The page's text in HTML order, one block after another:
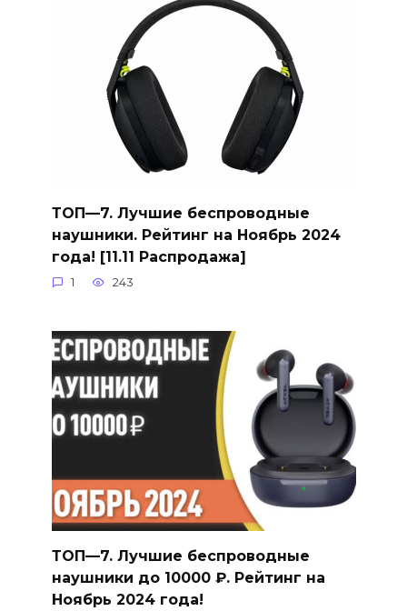
ТОП—7. Лучшие беспроводные
наушники. Рейтинг на Ноябрь 2024
года! [11.11 Распродажа]
1 243
ТОП—7. Лучшие беспроводные
наушники до 10000 ₽. Рейтинг на
Ноябрь 2024 года!